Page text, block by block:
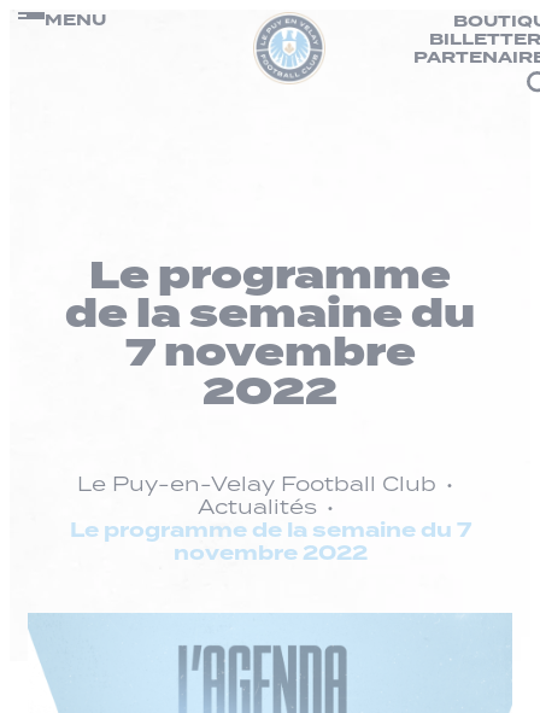
Passer
MENU
Le programme
de la semaine du
7 novembre
2022
Le Puy-en-Velay Football Club
Actualités
Le programme de la semaine du 7
novembre 2022
Panneau de gestion des cookies